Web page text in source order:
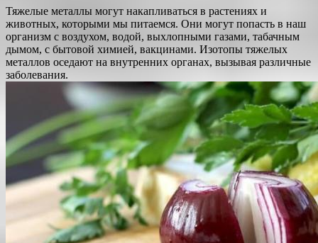
Тяжелые металлы могут накапливаться в растениях и
животных, которыми мы питаемся. Они могут попасть в наш
организм с воздухом, водой, выхлопными газами, табачным
дымом, с бытовой химией, вакцинами. Изотопы тяжелых
металлов оседают на внутренних органах, вызывая различные
заболевания.